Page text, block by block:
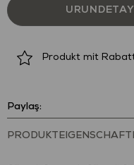
Produkt mit
Paylaş: